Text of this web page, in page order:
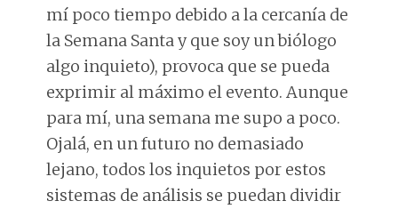
mí poco tiempo debido a la cercanía de
la Semana Santa y que soy un biólogo
algo inquieto), provoca que se pueda
exprimir al máximo el evento. Aunque
para mí, una semana me supo a poco.
Ojalá, en un futuro no demasiado
lejano, todos los inquietos por estos
sistemas de análisis se puedan dividir